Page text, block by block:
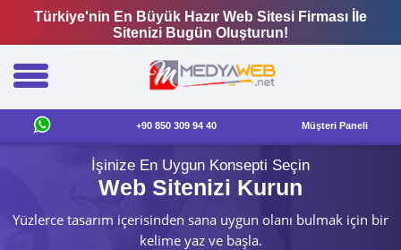
Türkiye'nin En Büyük Hazır Web Sitesi Firması İle
Sitenizi Bugün Oluşturun!
+90 850 309 94 40 Müşteri Paneli
İşinize En Uygun Konsepti Seçin
Web Sitenizi Kurun
Yüzlerce tasarım içerisinden sana uygun olanı bulmak için bir
kelime yaz ve başla.